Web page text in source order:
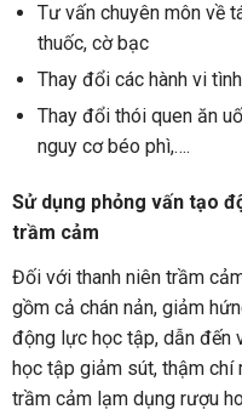
Tư vấn chuyên môn về
thuốc, cờ bạc
Thay đổi các hành vi
Thay đổi thói quen ăn
nguy cơ béo phì,….
Sử dụng phỏng vấn tạo
trầm cảm
Đối với thanh niên trầm
gồm cả chán nản, giảm
động lực học tập, dẫn đến
học tập giảm sút, thậm chí
trầm cảm lạm dụng rượu